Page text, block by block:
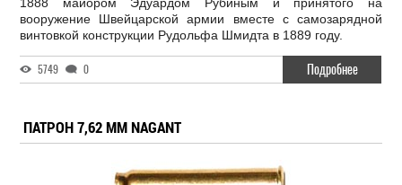
вооружение Швейцарской армии вместе с самозарядной
винтовкой конструкции Рудольфа Шмидта в 1889 году.
5749 0 Подробнее
ПАТРОН 7,62 MM NAGANT